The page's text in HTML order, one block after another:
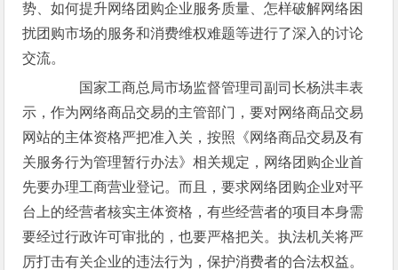
势、如何提升网络团购企业服务质量、怎样破解网络困
扰团购市场的服务和消费维权难题等进行了深入的讨论
交流。
国家工商总局市场监督管理司副司长杨洪丰表
示，作为网络商品交易的主管部门，要对网络商品交易
网站的主体资格严把准入关，按照《网络商品交易及有
关服务行为管理暂行办法》相关规定，网络团购企业首
先要办理工商营业登记。而且，要求网络团购企业对平
台上的经营者核实主体资格，有些经营者的项目本身需
要经过行政许可审批的，也要严格把关。执法机关将严
厉打击有关企业的违法行为，保护消费者的合法权益。